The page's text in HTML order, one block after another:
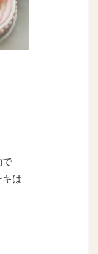
で
は